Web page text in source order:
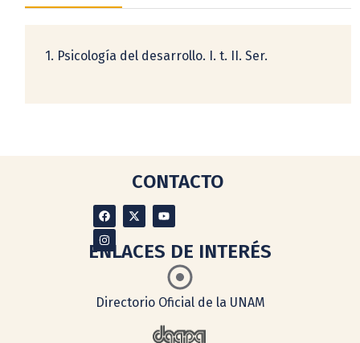
1. Psicología del desarrollo. I. t. II. Ser.
CONTACTO
ENLACES DE INTERÉS
Directorio Oficial de la UNAM